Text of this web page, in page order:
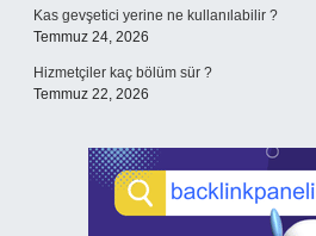
Kas gevşetici yerine ne kullanılabilir ?
Temmuz 24, 2026
Hizmetçiler kaç bölüm sür ?
Temmuz 22, 2026